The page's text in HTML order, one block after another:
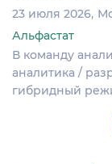
23 июля 2026
Альфастат
В команду
аналитика /
гибридный